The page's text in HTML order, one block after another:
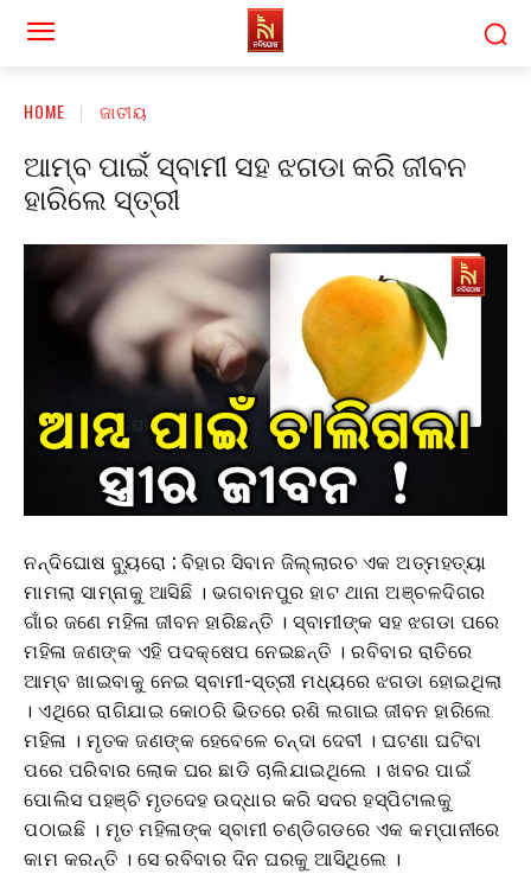
HOME ଜାତୀୟ
ଆମ୍ବ ପାଇଁ ସ୍ବାମୀ ସହ ଝଗଡା କରି ଜୀବନ
ହାରିଲେ ସ୍ତ୍ରୀ
ନନ୍ଦିଘୋଷ ବ୍ୟୁରୋ ; ବିହାର ସିବାନ ଜିଲ୍ଲାରଚ ଏକ ଅତ୍ମହତ୍ୟା
ମାମଲା ସାମ୍ନାକୁ ଆସିଛି । ଭଗବାନପୁର ହାଟ ଥାନା ଅଞ୍ଚଳଦିଗର
ଗାଁର ଜଣେ ମହିଳା ଜୀବନ ହାରିଛନ୍ତି । ସ୍ବାମୀଙ୍କ ସହ ଝଗଡା ପରେ
ମହିଳା ଜଣଙ୍କ ଏହି ପଦକ୍ଷେପ ନେଇଛନ୍ତି । ରବିବାର ରାତିରେ
ଆମ୍ବ ଖାଇବାକୁ ନେଇ ସ୍ବାମୀ-ସ୍ତ୍ରୀ ମଧ୍ୟରେ ଝଗଡା ହୋଇଥିଲା
। ଏଥିରେ ରାଗିଯାଇ କୋଠରି ଭିତରେ ରଶି ଲଗାଇ ଜୀବନ ହାରିଲେ
ମହିଳା । ମୃତକ ଜଣଙ୍କ ହେବେଳେ ଚନ୍ଦା ଦେବୀ । ଘଟଣା ଘଟିବା
ପରେ ପରିବାର ଲୋକ ଘର ଛାଡି ଚାଲିଯାଇଥିଲେ । ଖବର ପାଇଁ
ପୋଲିସ ପହଞ୍ଚି ମୃତଦେହ ଉଦ୍ଧାର କରି ସଦର ହସ୍ପିଟାଲକୁ
ପଠାଇଛି । ମୃତ ମହିଳାଙ୍କ ସ୍ବାମୀ ଚଣ୍ଡିଗଡରେ ଏକ କମ୍ପାନୀରେ
କାମ କରନ୍ତି । ସେ ରବିବାର ଦିନ ଘରକୁ ଆସିଥିଲେ ।